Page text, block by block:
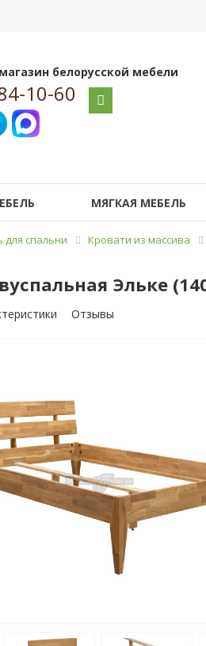
белорусской мебели
10-60
МЯГКАЯ МЕБЕЛЬ
спальни Кровати из массива
Эльке
Отзывы